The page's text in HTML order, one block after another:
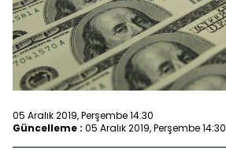
05 Aralık 2019, Perşembe 14:30
Güncelleme : 05 Aralık 2019, Perşembe 14:30